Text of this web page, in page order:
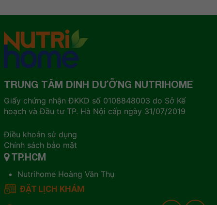
TRUNG TÂM DINH DƯỠNG NUTRIHOME
Giấy chứng nhận ĐKKD số 0108848003 do Sở Kế
hoạch và Đầu tư TP. Hà Nội cấp ngày 31/07/2019
Điều khoản sử dụng
Chính sách bảo mật
TP.HCM
Nutrihome Hoàng Văn Thụ
ĐẶT LỊCH KHÁM